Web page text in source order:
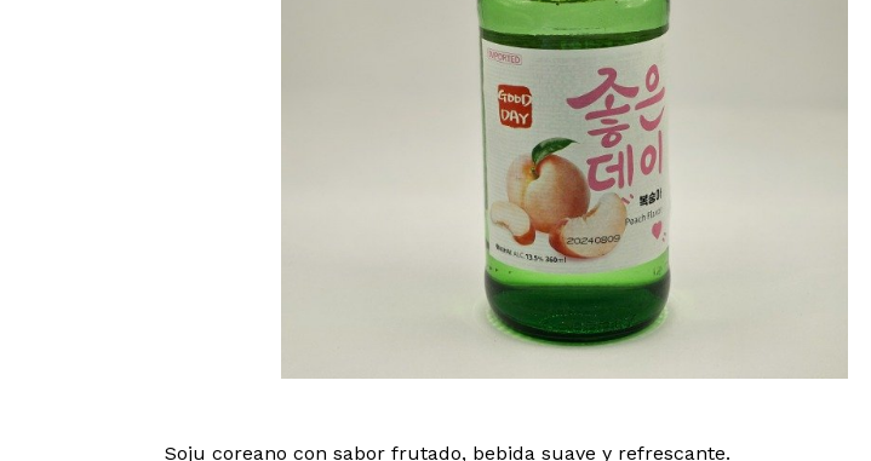
Soju coreano con sabor frutado, bebida suave y refrescante.